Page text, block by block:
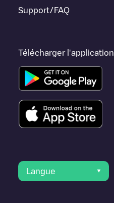
Support/FAQ
Télécharger l'application
Langue